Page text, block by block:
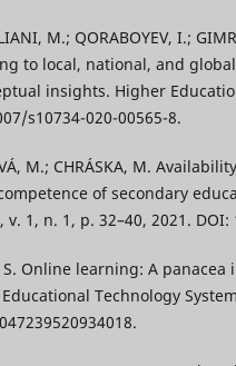
M.; QORABOYEV, I.;
to local, national, and
insights. Higher
s10734-020-00565-8.
M.; CHRÁSKA, M.
of secondary
v. 1, n. 1, p. 32–40, 2021. DOI:
S. Online learning: A
Technology